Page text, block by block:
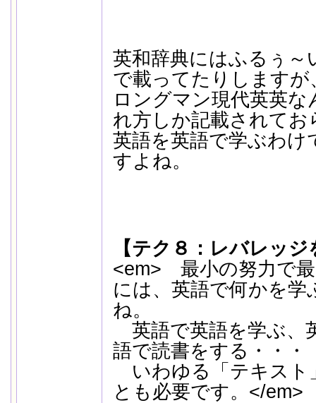
英和辞典にはふるぅ～
で載ってたりしますが
ロングマン現代英英
れ方しか記載されてお
英語を英語で学ぶわけ
すよね。
【テク８：レバレッ
<em> 最小の努力で
には、英語で何かを
ね。
英語で英語を学ぶ、
語で読書をする・・・
いわゆる「テキスト
とも必要です。</em>